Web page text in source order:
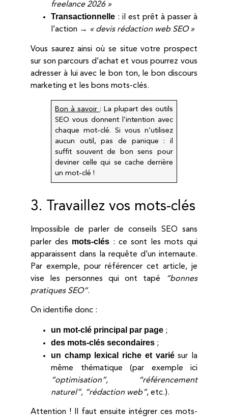
freelance 2026 »
Transactionnelle : il est prêt à passer à
l’action → « devis rédaction web SEO »
Vous saurez ainsi où se situe votre prospect
sur son parcours d’achat et vous pourrez vous
adresser à lui avec le bon ton, le bon discours
marketing et les bons mots-clés.
Bon à savoir : La plupart des outils
SEO vous donnent l’intention avec
chaque mot-clé. Si vous n’utilisez
aucun outil, pas de panique : il
suffit souvent de bon sens pour
deviner celle qui se cache derrière
un mot-clé !
3. Travaillez vos mots-clés
Impossible de parler de conseils SEO sans
parler des mots-clés : ce sont les mots qui
apparaissent dans la requête d’un internaute.
Par exemple, pour référencer cet article, je
vise les personnes qui ont tapé “bonnes
pratiques SEO”.
On identifie donc :
un mot-clé principal par page ;
des mots-clés secondaires ;
un champ lexical riche et variésur la
même thématique (par exemple ici
“optimisation”, “référencement
naturel”, “rédaction web”, etc.).
Attention ! Il faut ensuite intégrer ces mots-